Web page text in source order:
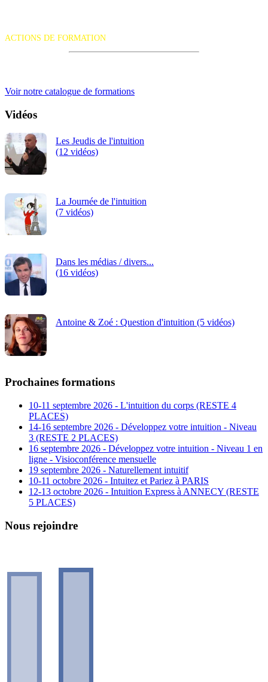
ACTIONS DE FORMATION
Voir notre catalogue de formations
Vidéos
Les Jeudis de l'intuition
(12 vidéos)
La Journée de l'intuition
(7 vidéos)
Dans les médias / divers...
(16 vidéos)
Antoine & Zoé : Question d'intuition (5 vidéos)
Prochaines formations
10-11 septembre 2026 - L'intuition du corps (RESTE 4
PLACES)
14-16 septembre 2026 - Développez votre intuition - Niveau
3 (RESTE 2 PLACES)
16 septembre 2026 - Développez votre intuition - Niveau 1 en
ligne - Visioconférence mensuelle
19 septembre 2026 - Naturellement intuitif
10-11 octobre 2026 - Intuitez et Pariez à PARIS
12-13 octobre 2026 - Intuition Express à ANNECY (RESTE
5 PLACES)
Nous rejoindre